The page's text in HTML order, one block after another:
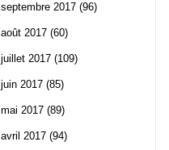
septembre 2017 (96)
août 2017 (60)
juillet 2017 (109)
juin 2017 (85)
mai 2017 (89)
avril 2017 (94)